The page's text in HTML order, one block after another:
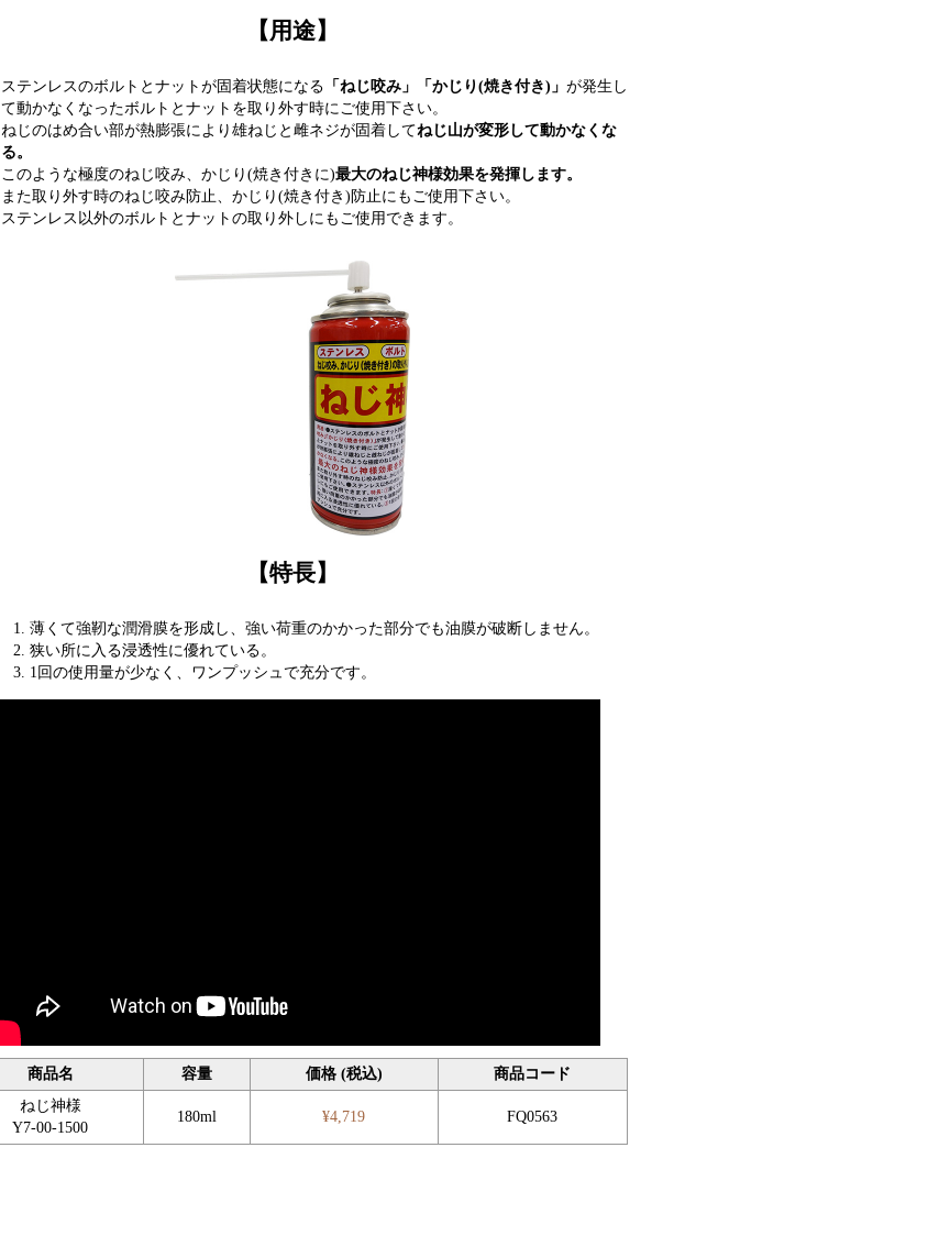
【用途】
ステンレスのボルトとナットが固着状態になる 「ねじ咬み」「かじり(焼き付き)」 が発生し
て動かなくなったボルトとナットを取り外す時にご使用下さい。
ねじのはめ合い部が熱膨張により雄ねじと雌ネジが固着してねじ山が変形して動かなくな
る。
このような極度のねじ咬み、かじり(焼き付きに)最大のねじ神様効果を発揮します。
また取り外す時のねじ咬み防止、かじり(焼き付き)防止にもご使用下さい。
ステンレス以外のボルトとナットの取り外しにもご使用できます。
【特長】
薄くて強靭な潤滑膜を形成し、強い荷重のかかった部分でも油膜が破断しません。
狭い所に入る浸透性に優れている。
1回の使用量が少なく、ワンプッシュで充分です。
商品名 容量 価格 (税込)
商品コード
ねじ神様
Y7-00-1500
180ml ¥4,719 FQ0563